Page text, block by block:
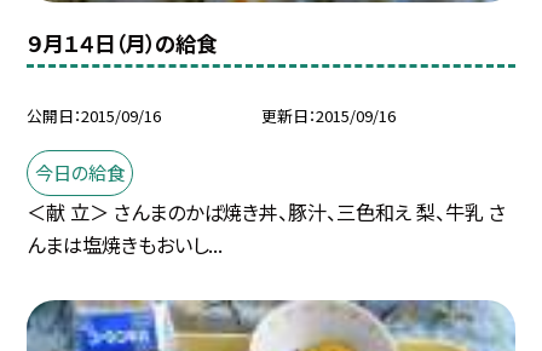
９月１４日（月）の給食
公開日 2015/09/16 更新日 2015/09/16
今日の給食
＜献 立＞ さんまのかば焼き丼、豚汁、三色和え 梨、牛乳 さ
んまは塩焼きもおいし...